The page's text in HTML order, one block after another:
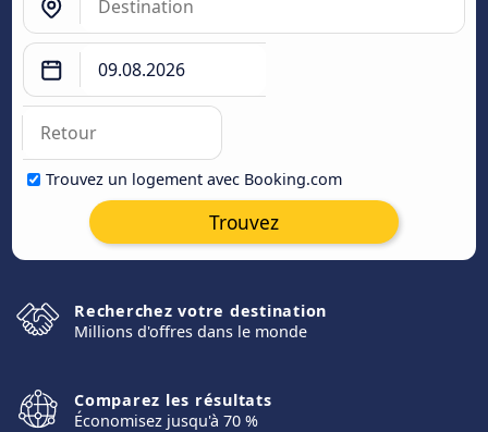
Trouvez un logement avec Booking.com
Trouvez
Recherchez votre destination
Millions d'offres dans le monde
Comparez les résultats
Économisez jusqu'à 70 %